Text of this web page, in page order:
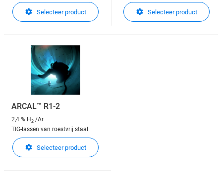
Selecteer product Selecteer product
ARCAL™ R1-2
2,4 % H 2 /Ar
TIG-lassen van roestvrij staal
Selecteer product